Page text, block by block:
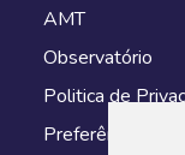
AMT
Observatório
Politica de
Preferências de